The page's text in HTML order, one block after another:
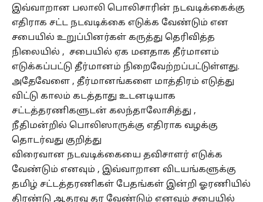
இவ்வாறான பலாலி பொலிசாரின் நடவடிக்கைக்கு
எதிராக சட்ட நடவடிக்கை எடுக்க வேண்டும் என
சபையில் உறுப்பினர்கள் கருத்து தெரிவித்த
நிலையில் , சபையில் ஏக மனதாக தீர்மானம்
எடுக்கப்பட்டு தீர்மானம் நிறைவேற்றப்பட்டுள்ளது.
அதேவேளை , தீர்மானங்களை மாத்திரம் எடுத்து
விட்டு காலம் கடத்தாது உடனடியாக
சட்டத்தரணிகளுடன் கலந்தாலோசித்து ,
நீதிமன்றில் பொலிஸாருக்கு எதிராக வழக்கு
தொடர்வது குறித்து
விரைவான நடவடிக்கையை தவிசாளர் எடுக்க
வேண்டும் எனவும் , இவ்வாறான விடயங்களுக்கு
தமிழ் சட்டத்தரணிகள் பேதங்கள் இன்றி ஓரணியில்
திரண்டு ஆதரவு தர வேண்டும் எனவும் சபையில்